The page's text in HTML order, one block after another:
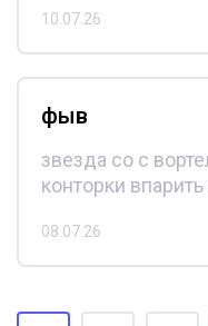
10.07.26
фыв
звезда со с
конторки впарить
08.07.26